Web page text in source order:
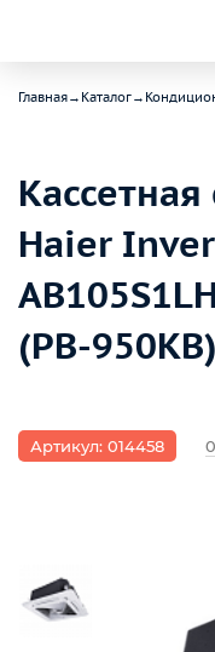
Главная→ Каталог→
Haier
(PB-950KB)
Артикул: 014458